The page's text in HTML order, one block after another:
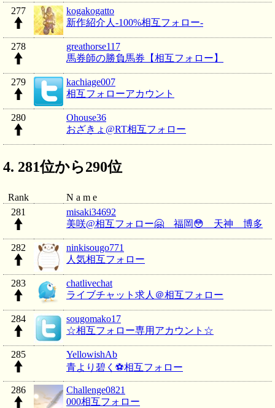
277
kogakogatto
新作紹介人-100%相互フォロー-
278
greathorse117
馬券師の勝負馬券【相互フォロー】
279
kachiage007
相互フォローアカウント
280
Ohouse36
おざきょ@RT相互フォロー
281位から290位
Rank
N a m e
281
misaki34692
美咲@相互フォロー🤗 福岡😳 天神 博多
282
ninkisougo771
人気相互フォロー
283
chatlivechat
ライブチャット求人＠相互フォロー
284
sougomako17
☆相互フォロー専用アカウント☆
285
YellowishAb
青より碧く⚽相互フォロー
286
Challenge0821
000相互フォロー